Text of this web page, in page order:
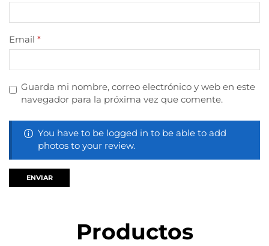
Email *
Guarda mi nombre, correo electrónico y web en este
navegador para la próxima vez que comente.
You have to be logged in to be able to add
photos to your review.
Productos